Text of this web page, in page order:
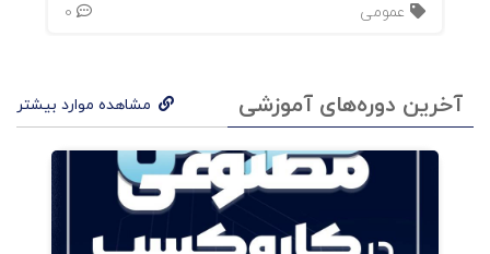
عمومی
آخرین دوره‌های آموزشی مشاهده موارد بیشتر